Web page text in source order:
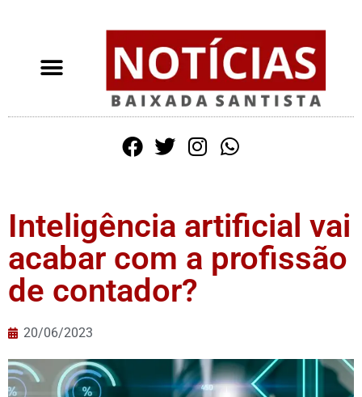
Inteligência artificial vai
acabar com a profissão
de contador?
20/06/2023